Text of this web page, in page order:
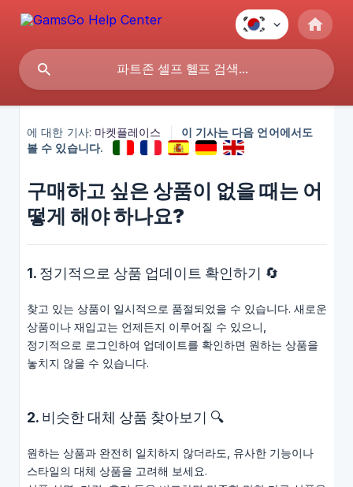
에 대한 기사: 마켓플레이스
이 기사는 다음 언어에서도
볼 수 있습니다.
구매하고 싶은 상품이 없을 때는 어
떻게 해야 하나요?
1. 정기적으로 상품 업데이트 확인하기 🔄
찾고 있는 상품이 일시적으로 품절되었을 수 있습니다. 새로운
상품이나 재입고는 언제든지 이루어질 수 있으니,
정기적으로 로그인하여 업데이트를 확인하면 원하는 상품을
놓치지 않을 수 있습니다.
2. 비슷한 대체 상품 찾아보기 🔍
원하는 상품과 완전히 일치하지 않더라도, 유사한 기능이나
스타일의 대체 상품을 고려해 보세요.